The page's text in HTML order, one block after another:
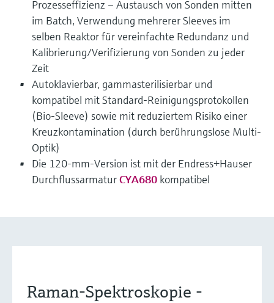
Prozesseffizienz – Austausch von Sonden mitten
im Batch, Verwendung mehrerer Sleeves im
selben Reaktor für vereinfachte Redundanz und
Kalibrierung/Verifizierung von Sonden zu jeder
Zeit
Autoklavierbar, gammasterilisierbar und
kompatibel mit Standard-Reinigungsprotokollen
(Bio-Sleeve) sowie mit reduziertem Risiko einer
Kreuzkontamination (durch berührungslose Multi-
Optik)
Die 120-mm-Version ist mit der Endress+Hauser
DurchflussarmaturCYA680 kompatibel
Raman-Spektroskopie -